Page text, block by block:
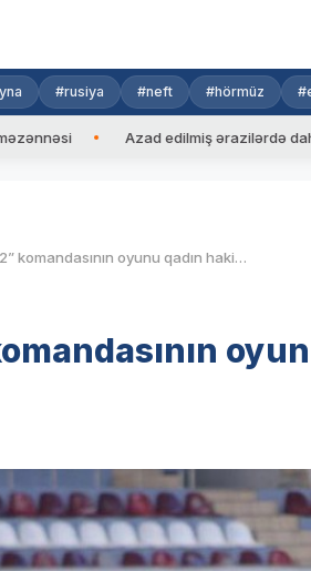
#rusiya #neft #hörmüz
Azad edilmiş ərazilərdə daha 212
“Turan Tovuz-2” komandasının oyunu qadın hakimlərə tapşırılıb